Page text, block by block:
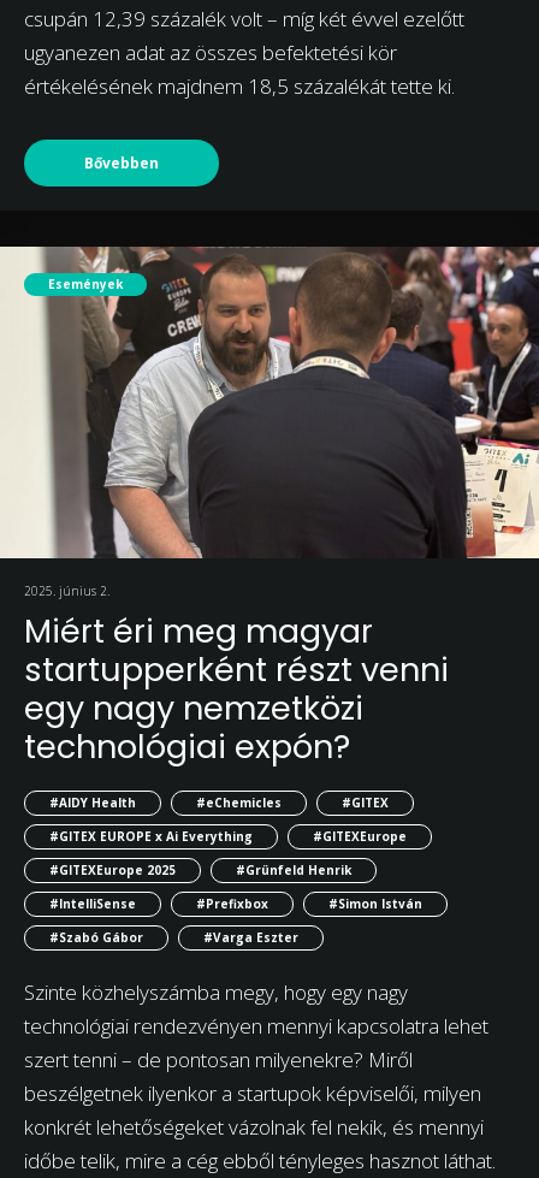
csupán 12,39 százalék volt – míg két évvel ezelőtt
ugyanezen adat az összes befektetési kör
értékelésének majdnem 18,5 százalékát tette ki.
Bővebben
Események
2025. június 2.
Miért éri meg magyar
startupperként részt venni
egy nagy nemzetközi
technológiai expón?
#AIDY Health #eChemicles
#GITEX
#GITEX EUROPE x Ai Everything
#GITEXEurope
#GITEXEurope 2025
#Grünfeld Henrik
#IntelliSense
#Prefixbox
#Simon István
#Szabó Gábor
#Varga Eszter
Szinte közhelyszámba megy, hogy egy nagy
technológiai rendezvényen mennyi kapcsolatra lehet
szert tenni – de pontosan milyenekre? Miről
beszélgetnek ilyenkor a startupok képviselői, milyen
konkrét lehetőségeket vázolnak fel nekik, és mennyi
időbe telik, mire a cég ebből tényleges hasznot láthat.